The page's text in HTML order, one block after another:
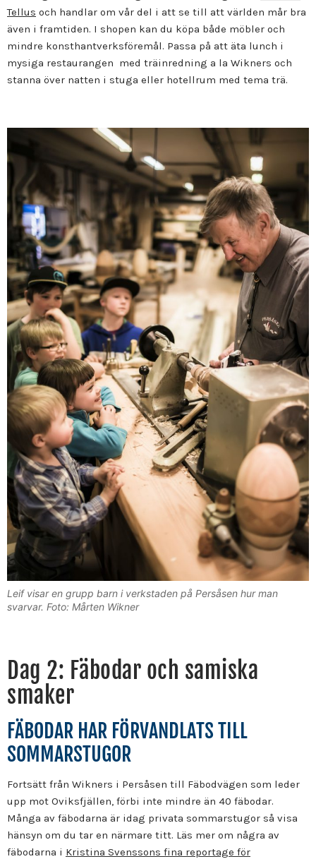
Tellus och handlar om vår del i att se till att världen mår bra
även i framtiden. I shopen kan du köpa både möbler och
mindre konsthantverksföremål. Passa på att äta lunch i
mysiga restaurangen med träinredning a la Wikners och
stanna över natten i stuga eller hotellrum med tema trä.
Leif visar en grupp barn i verkstaden på Persåsen hur man
svarvar. Foto: Mårten Wikner
Dag 2: Fäbodar och samiska
smaker
FÄBODAR HAR FÖRVANDLATS TILL
SOMMARSTUGOR
Fortsätt från Wikners i Persåsen till Fäbodvägen som leder
upp mot Oviksfjällen, förbi inte mindre än 40 fäbodar.
Många av fäbodarna är idag privata sommarstugor så visa
hänsyn om du tar en närmare titt. Läs mer om några av
fäbodarna i Kristina Svenssons fina reportage för